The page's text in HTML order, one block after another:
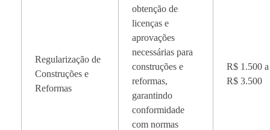
Regularização de
Construções e
Reformas
obtenção de
licenças e
aprovações
necessárias para
construções e
reformas,
garantindo
conformidade
com normas
R$ 1.500 a
R$ 3.500